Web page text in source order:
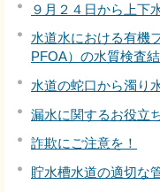
９月２４日から上下
水道水における有機
PFOA）の水質検査
水道の蛇口から濁り
漏水に関するお役立
詐欺にご注意を！
貯水槽水道の適切な